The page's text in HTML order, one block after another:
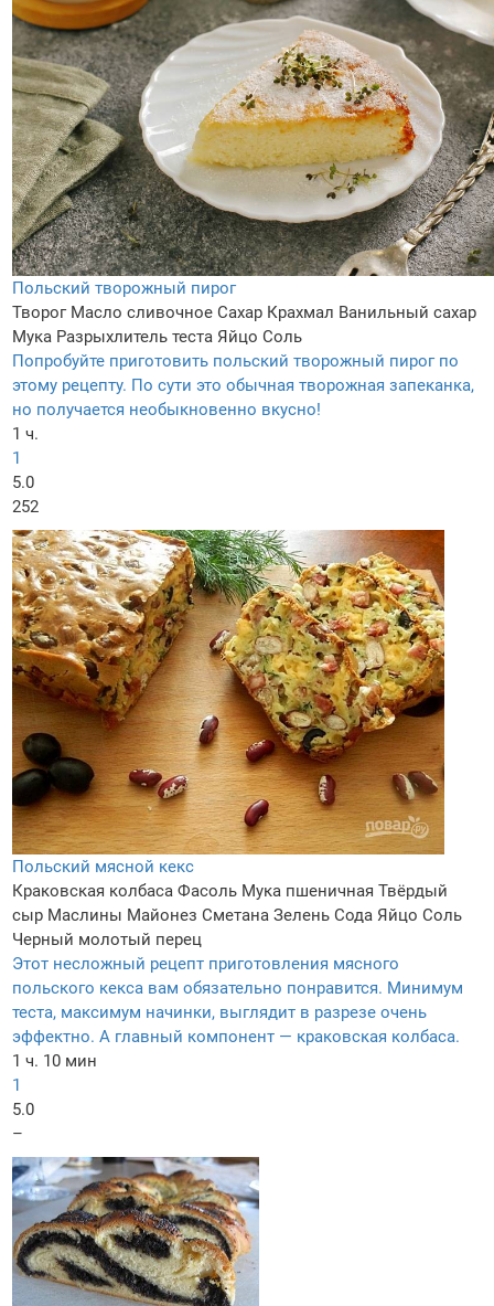
Польский творожный пирог
Творог Масло сливочное Сахар Крахмал Ванильный сахар
Мука Разрыхлитель теста Яйцо Соль
Попробуйте приготовить польский творожный пирог по
этому рецепту. По сути это обычная творожная запеканка,
но получается необыкновенно вкусно!
1 ч.
1
5.0
252
Польский мясной кекс
Краковская колбаса Фасоль Мука пшеничная Твёрдый
сыр Маслины Майонез Сметана Зелень Сода Яйцо Соль
Черный молотый перец
Этот несложный рецепт приготовления мясного
польского кекса вам обязательно понравится. Минимум
теста, максимум начинки, выглядит в разрезе очень
эффектно. А главный компонент — краковская колбаса.
1 ч. 10 мин
1
5.0
–